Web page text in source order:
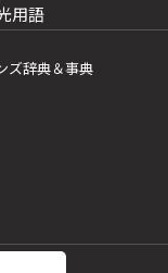
用語
ズ辞典＆事典